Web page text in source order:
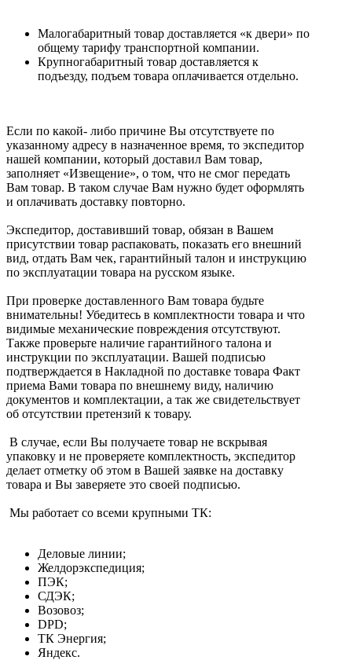
Малогабаритный товар доставляется «к двери» по
общему тарифу транспортной компании.
Крупногабаритный товар доставляется к
подъезду, подъем товара оплачивается отдельно.
Если по какой- либо причине Вы отсутствуете по
указанному адресу в назначенное время, то экспедитор
нашей компании, который доставил Вам товар,
заполняет «Извещение», о том, что не смог передать
Вам товар. В таком случае Вам нужно будет оформлять
и оплачивать доставку повторно.
Экспедитор, доставивший товар, обязан в Вашем
присутствии товар распаковать, показать его внешний
вид, отдать Вам чек, гарантийный талон и инструкцию
по эксплуатации товара на русском языке.
При проверке доставленного Вам товара будьте
внимательны! Убедитесь в комплектности товара и что
видимые механические повреждения отсутствуют.
Также проверьте наличие гарантийного талона и
инструкции по эксплуатации. Вашей подписью
подтверждается в Накладной по доставке товара Факт
приема Вами товара по внешнему виду, наличию
документов и комплектации, а так же свидетельствует
об отсутствии претензий к товару.
В случае, если Вы получаете товар не вскрывая
упаковку и не проверяете комплектность, экспедитор
делает отметку об этом в Вашей заявке на доставку
товара и Вы заверяете это своей подписью.
Мы работает со всеми крупными ТК:
Деловые линии;
Желдорэкспедиция;
ПЭК;
СДЭК;
Возовоз;
DPD;
ТК Энергия;
Яндекс.